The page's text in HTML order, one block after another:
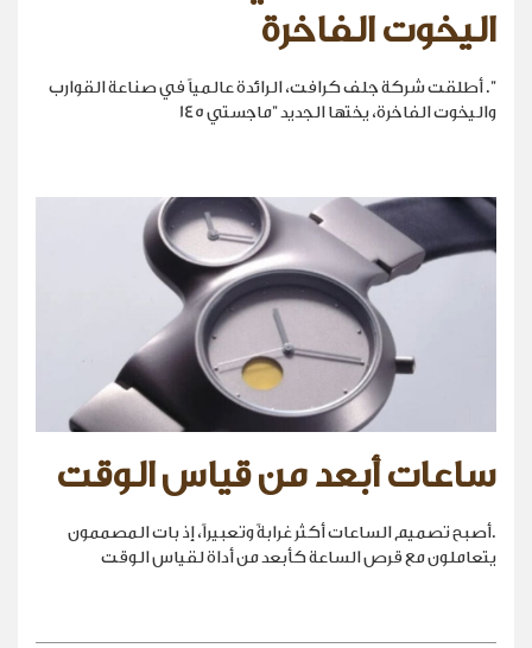
اليخوت الفاخرة
". أطلقت شركة جلف كرافت، الرائدة عالمياً في صناعة القوارب
واليخوت الفاخرة، يختها الجديد "ماجستي 145
ساعات أبعد من قياس الوقت
.أصبح تصميم الساعات أكثر غرابةً وتعبيراً، إذ بات المصممون
يتعاملون مع قرص الساعة كأبعد من أداة لقياس الوقت